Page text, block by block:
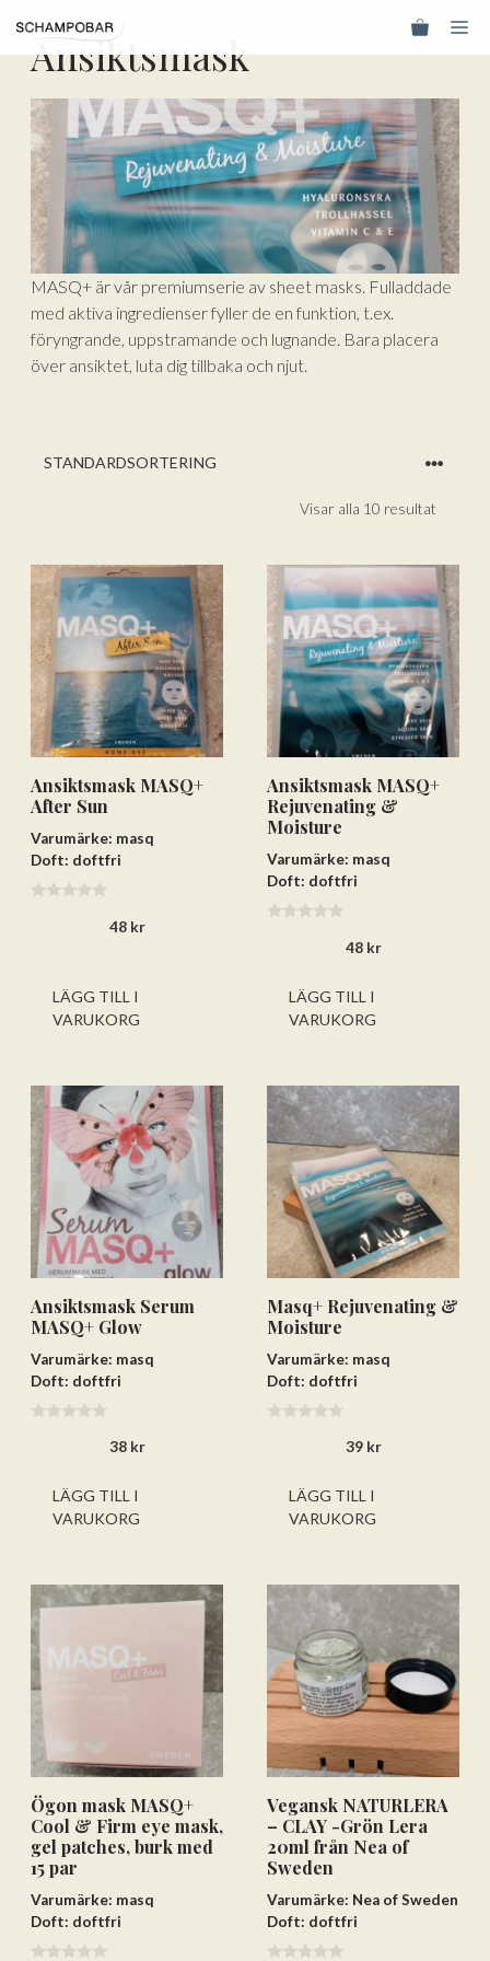
innehållAnsiktsmask
MASQ+ är vår premiumserie av sheet masks. Fulladdade
med aktiva ingredienser fyller de en funktion, t.ex.
föryngrande, uppstramande och lugnande. Bara placera
över ansiktet, luta dig tillbaka och njut.
Visar alla 10 resultat
Ansiktsmask MASQ+
After Sun
Varumärke: masq
Doft: doftfri
48 kr
LÄGG TILL I
VARUKORG
Ansiktsmask MASQ+
Rejuvenating &
Moisture
Varumärke: masq
Doft: doftfri
48 kr
LÄGG TILL I
VARUKORG
Ansiktsmask Serum
MASQ+ Glow
Varumärke: masq
Doft: doftfri
38 kr
LÄGG TILL I
VARUKORG
Masq+ Rejuvenating &
Moisture
Varumärke: masq
Doft: doftfri
39 kr
LÄGG TILL I
VARUKORG
Ögon mask MASQ+
Cool & Firm eye mask,
gel patches, burk med
15 par
Varumärke: masq
Doft: doftfri
Vegansk NATURLERA
– CLAY -Grön Lera
20ml från Nea of
Sweden
Varumärke: Nea of Sweden
Doft: doftfri